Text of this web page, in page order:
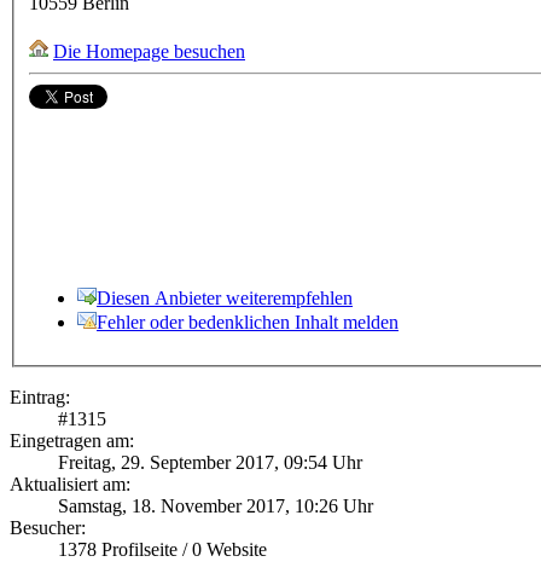
Die Homepage besuchen
Diesen Anbieter weiterempfehlen
Fehler oder bedenklichen Inhalt melden
Eintrag:
#1315
Eingetragen am:
Freitag, 29. September 2017, 09:54 Uhr
Aktualisiert am:
Samstag, 18. November 2017, 10:26 Uhr
Besucher:
1378 Profilseite /0 Website